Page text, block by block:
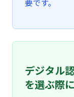
要です。
デジタル
を選ぶ際